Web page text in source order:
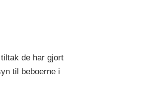
de har gjort
til beboerne i